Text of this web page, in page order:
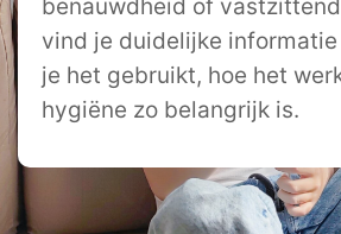
benauwdheid of
vind je duidelijke
je het gebruikt, hoe het
hygiëne zo belangrijk is.